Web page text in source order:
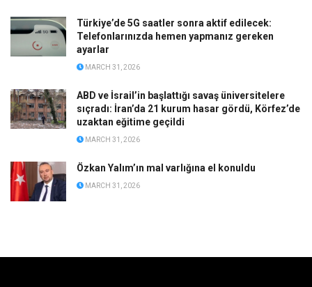
Türkiye’de 5G saatler sonra aktif edilecek:
Telefonlarınızda hemen yapmanız gereken
ayarlar
MARCH 31, 2026
ABD ve İsrail’in başlattığı savaş üniversitelere
sıçradı: İran’da 21 kurum hasar gördü, Körfez’de
uzaktan eğitime geçildi
MARCH 31, 2026
Özkan Yalım’ın mal varlığına el konuldu
MARCH 31, 2026